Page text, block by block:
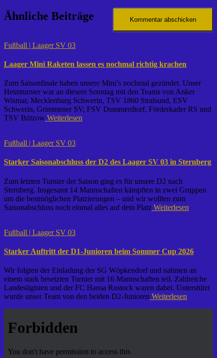
Ähnliche Beiträge
Fußball | Laager SV 03
Laager Mini Raketen lassen es nochmal richtig krachen
Zum Saisonfinale haben unsere Mini’s nochmal gezündet. Unser
Heimturnier war an diesem Sonntag mit den Teams von Anker
Wismar, Mecklenburg Schwerin, TSV 1860 Stralsund, ESV
Schwerin, Grimmener SV, FSV Dummerdtorf, Förderkader RS und
TSV Bützow Weiterlesen
Fußball | Laager SV 03
Starker Saisonabschluss der D2 des Laager SV 03 in Sternberg
Zum letzten Turnier der Saison ging es für unsere D2 nach
Sternberg. Insgesamt 14 Mannschaften kämpften in zwei Gruppen
um die bestmöglichen Platzierungen – und wir wollten zum
Saisonabschluss noch einmal alles auf dem Platz Weiterlesen
Fußball | Laager SV 03
Starker Auftritt der D1-Junioren beim Sommer Cup 2026
Wir folgten der Einladung der SG Wöpkendorf und nahmen an
einem stark besetzten Turnier mit 16 Mannschaften teil. Zahlreiche
Landesligisten und der FC Hansa Rostock waren dabei. Unterstützt
wurde unser Team von den beiden D2-Junioren Weiterlesen